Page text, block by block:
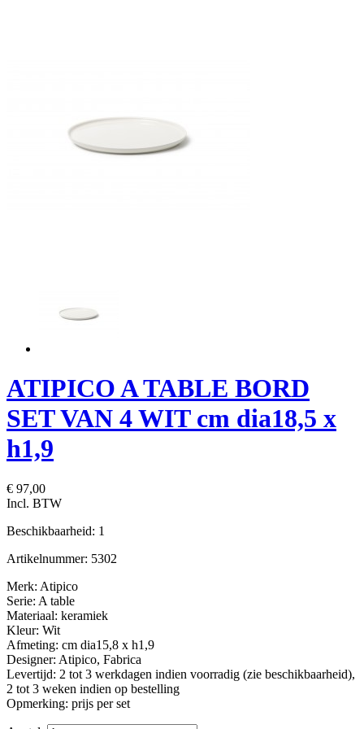
ATIPICO A TABLE BORD
SET VAN 4 WIT cm dia18,5 x
h1,9
€ 97,00
Incl. BTW
Beschikbaarheid: 1
Artikelnummer: 5302
Merk: Atipico
Serie: A table
Materiaal: keramiek
Kleur: Wit
Afmeting: cm dia15,8 x h1,9
Designer: Atipico, Fabrica
Levertijd: 2 tot 3 werkdagen indien voorradig (zie beschikbaarheid),
2 tot 3 weken indien op bestelling
Opmerking: prijs per set